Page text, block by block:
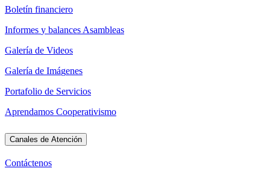
Boletín financiero
Informes y balances Asambleas
Galería de Videos
Galería de Imágenes
Portafolio de Servicios
Aprendamos Cooperativismo
Canales de Atención
Contáctenos